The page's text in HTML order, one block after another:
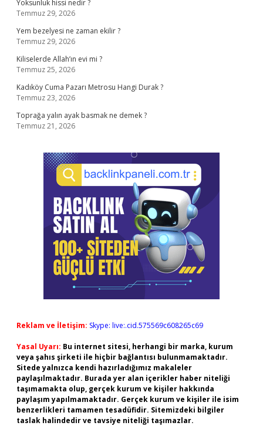
Yoksunluk hissi nedir ?
Temmuz 29, 2026
Yem bezelyesi ne zaman ekilir ?
Temmuz 29, 2026
Kiliselerde Allah’ın evi mi ?
Temmuz 25, 2026
Kadıköy Cuma Pazarı Metrosu Hangi Durak ?
Temmuz 23, 2026
Toprağa yalın ayak basmak ne demek ?
Temmuz 21, 2026
Reklam ve İletişim: Skype: live:.cid.575569c608265c69
Yasal Uyarı: Bu internet sitesi, herhangi bir marka, kurum
veya şahıs şirketi ile hiçbir bağlantısı bulunmamaktadır.
Sitede yalnızca kendi hazırladığımız makaleler
paylaşılmaktadır. Burada yer alan içerikler haber niteliği
taşımamakta olup, gerçek kurum ve kişiler hakkında
paylaşım yapılmamaktadır. Gerçek kurum ve kişiler ile isim
benzerlikleri tamamen tesadüfidir. Sitemizdeki bilgiler
taslak halindedir ve tavsiye niteliği taşımazlar.